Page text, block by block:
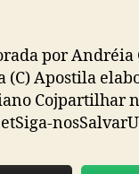
por Andréia
(C) Apostila
Cojpartilhar